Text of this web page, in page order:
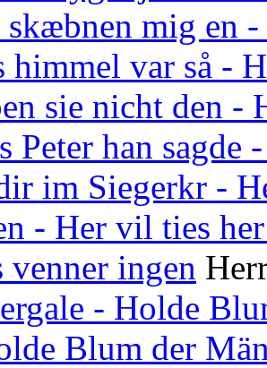
mig en
himmel var så -
sie nicht den -
Peter han
im Siegerkr -
- Her vil ties
venner ingen
- Holde
Blum der